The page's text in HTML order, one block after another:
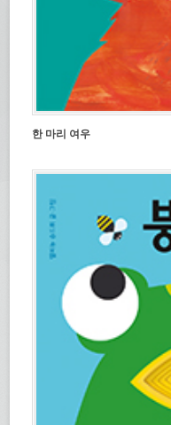
한 마리 여우